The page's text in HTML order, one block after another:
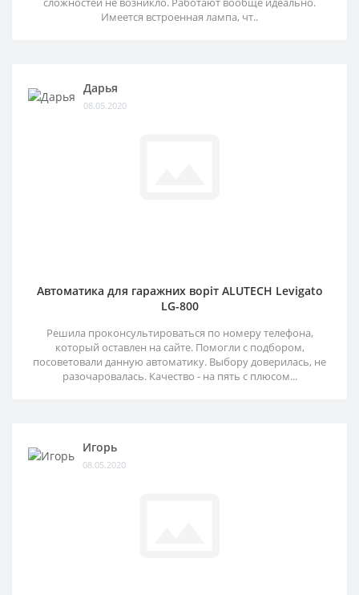
Имеется встроенная лампа, чт..
Дарья
08.05.2020
Автоматика для гаражних воріт ALUTECH Levigato
LG-800
Решила проконсультироваться по номеру телефона,
который оставлен на сайте. Помогли с подбором,
посоветовали данную автоматику. Выбору доверилась, не
разочаровалась. Качество - на пять с плюсом...
Игорь
08.05.2020